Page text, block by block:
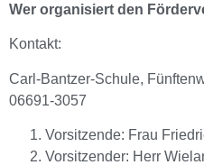
Wer organisiert den
Kontakt:
Carl-Bantzer-Schule,
06691-3057
Vorsitzende: Frau
Vorsitzender: Herr